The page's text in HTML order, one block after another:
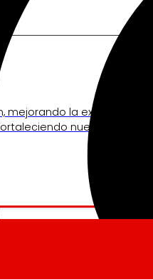
mejorando la experiencia de
nuestra